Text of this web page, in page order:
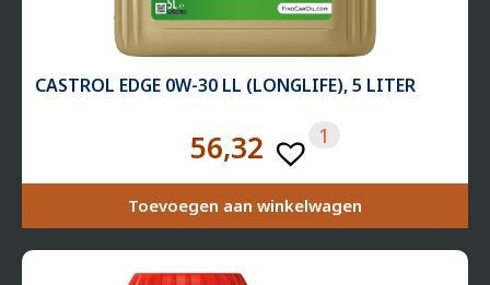
CASTROL EDGE 0W-30 LL (LONGLIFE), 5 LITER
56,32 1
Toevoegen aan winkelwagen